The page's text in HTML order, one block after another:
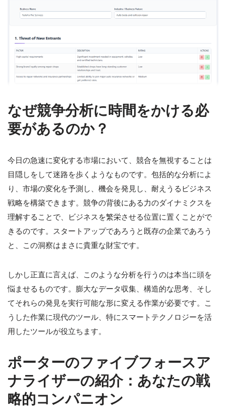
なぜ競争分析に時間をかける必
要があるのか？
今日の急速に変化する市場において、競合を無視することは
目隠しをして迷路を歩くようなものです。包括的な分析によ
り、市場の変化を予測し、機会を発見し、耐えうるビジネス
戦略を構築できます。競争の背後にある力のダイナミクスを
理解することで、ビジネスを繁栄させる位置に置くことがで
きるのです。スタートアップであろうと既存の企業であろう
と、この洞察はまさに貴重な財宝です。
しかし正直に言えば、このような分析を行うのは本当に頭を
悩ませるものです。膨大なデータ収集、構造的な思考、そし
てそれらの発見を実行可能な形に変える作業が必要です。こ
うした作業に現代のツール、特にスマートテクノロジーを活
用したツールが役立ちます。
ポーターのファイブフォースア
ナライザーの紹介：あなたの戦
略的コンパニオン